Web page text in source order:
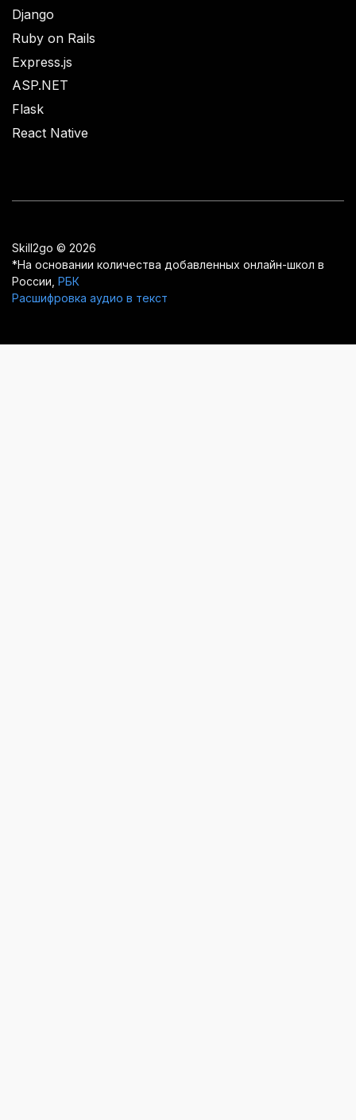
Django
Ruby on Rails
Express.js
ASP.NET
Flask
React Native
Skill2go © 2026
*На основании количества добавленных онлайн-школ в
России, РБК
Расшифровка аудио в текст